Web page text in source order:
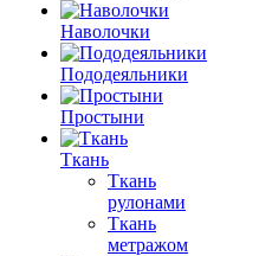
Наволочки
Пододеяльники
Простыни
Ткань
Ткань
рулонами
Ткань
метражом